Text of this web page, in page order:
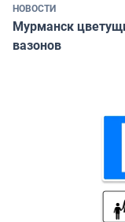
НОВОСТИ
Мурманск
вазонов